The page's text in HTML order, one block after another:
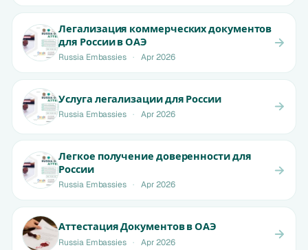
Легализация коммерческих документов
для России в ОАЭ
Russia Embassies · Apr 2026
Услуга легализации для России
Russia Embassies · Apr 2026
Легкое получение доверенности для
России
Russia Embassies · Apr 2026
Аттестация Документов в ОАЭ
Russia Embassies · Apr 2026